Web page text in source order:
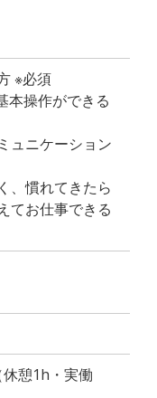
※必須
操作ができる
ュニケーション
、慣れてきたら
てお仕事できる
憩1h・実働